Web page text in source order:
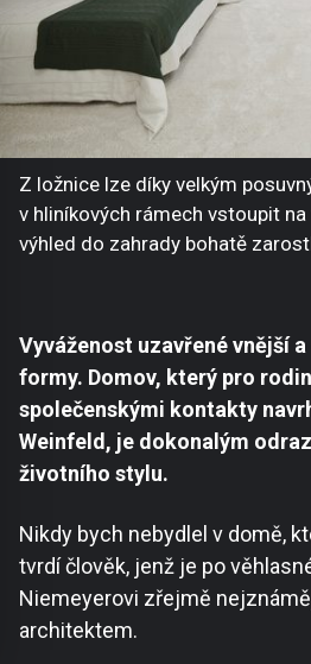
Z ložnice lze díky velkým
v hliníkových rámech vstoupit
výhled do zahrady bohatě
Vyváženost uzavřené vnější
formy. Domov, který pro
společenskými kontakty
Weinfeld, je dokonalým
životního stylu.
Nikdy bych nebydlel v domě,
tvrdí člověk, jenž je po
Niemeyerovi zřejmě
architektem.